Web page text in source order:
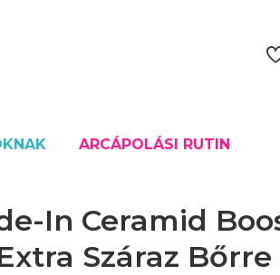
ARCÁPOLÁSI RUTIN
In Ceramid
Száraz